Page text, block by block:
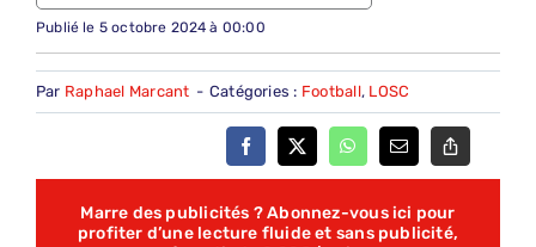
Publié le 5 octobre 2024 à 00:00
Par Raphael Marcant - Catégories : Football, LOSC
Marre des publicités ? Abonnez-vous ici pour
profiter d’une lecture fluide et sans publicité,